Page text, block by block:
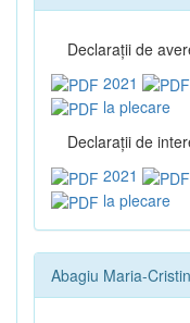
Declaraţii de
2021
la plecare
Declaraţii de
2021
la plecare
Abagiu Maria-